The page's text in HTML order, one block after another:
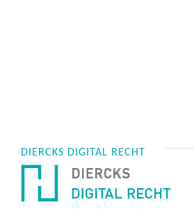
DIERCKS DIGITAL RECHT